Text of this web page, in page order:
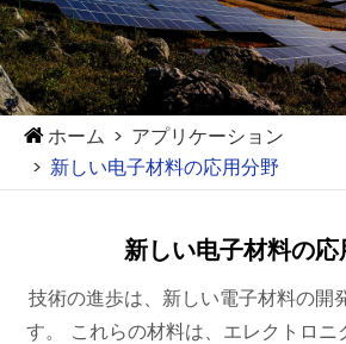
ホーム
アプリケーション
新しい电子材料の応用分野
新しい电子材料の
技術の進歩は、新しい電子材料の開
す。 これらの材料は、エレクトロ